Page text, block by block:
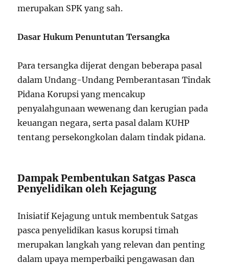
merupakan SPK yang sah.
Dasar Hukum Penuntutan Tersangka
Para tersangka dijerat dengan beberapa pasal
dalam Undang-Undang Pemberantasan Tindak
Pidana Korupsi yang mencakup
penyalahgunaan wewenang dan kerugian pada
keuangan negara, serta pasal dalam KUHP
tentang persekongkolan dalam tindak pidana.
Dampak Pembentukan Satgas Pasca
Penyelidikan oleh Kejagung
Inisiatif Kejagung untuk membentuk Satgas
pasca penyelidikan kasus korupsi timah
merupakan langkah yang relevan dan penting
dalam upaya memperbaiki pengawasan dan